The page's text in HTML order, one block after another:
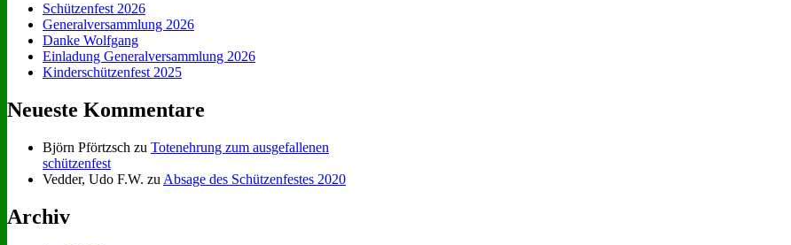
Schützenfest 2026
Generalversammlung 2026
Danke Wolfgang
Einladung Generalversammlung 2026
Kinderschützenfest 2025
Neueste Kommentare
Björn Pförtzsch zu Totenehrung zum ausgefallenen
schützenfest
Vedder, Udo F.W. zu Absage des Schützenfestes 2020
Archiv